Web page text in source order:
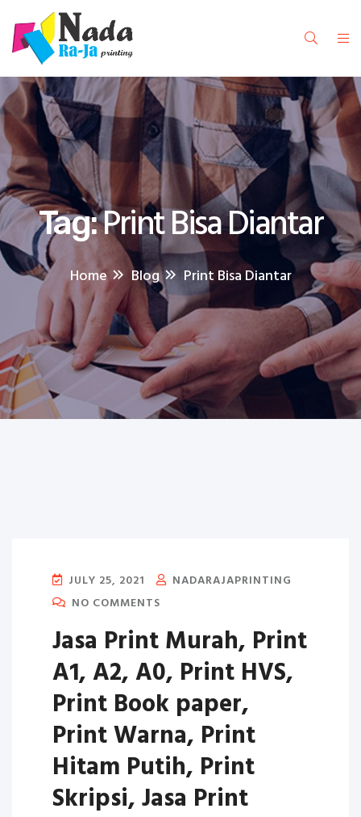
Tag:Print Bisa Diantar
Home Blog Print Bisa Diantar
JULY 25, 2021
NADARAJAPRINTING
NO COMMENTS
Jasa Print Murah, Print
A1, A2, A0, Print HVS,
Print Book paper,
Print Warna, Print
Hitam Putih, Print
Skripsi, Jasa Print